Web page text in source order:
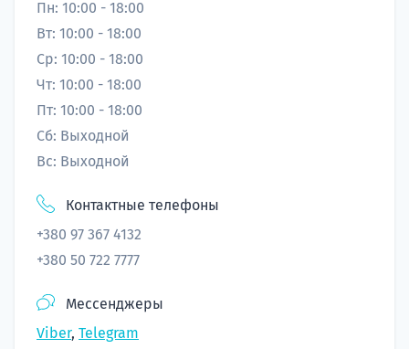
Пн: 10:00 - 18:00
Вт: 10:00 - 18:00
Ср: 10:00 - 18:00
Чт: 10:00 - 18:00
Пт: 10:00 - 18:00
Сб: Выходной
Вс: Выходной
Контактные телефоны
+380 97 367 4132
+380 50 722 7777
Мессенджеры
Viber, Telegram